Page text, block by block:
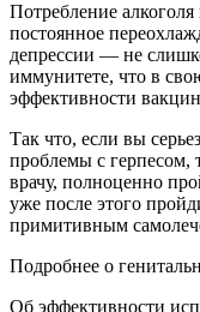
Потребление
постоянное
депрессии — не
иммунитете, что в
эффективности
Так что, если вы
проблемы с герпесом,
врачу, полноценно
уже после этого
примитивным
Подробнее о
Об эффективности